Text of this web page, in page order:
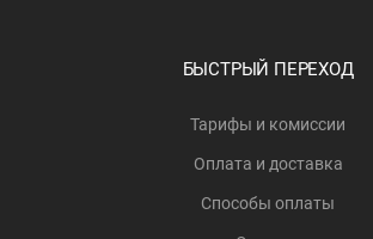
БЫСТРЫЙ ПЕРЕХОД
Тарифы и комиссии
Оплата и доставка
Способы оплаты